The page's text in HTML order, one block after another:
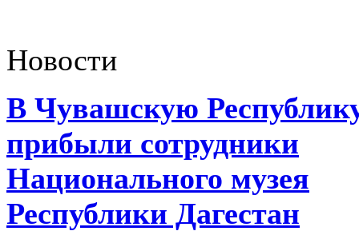
Новости
В Чувашскую
прибыли сотрудники
Национального музея
Республики Дагестан